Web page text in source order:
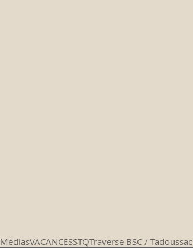
MédiasVACANCESSTQTraverse BSC / Tadoussac